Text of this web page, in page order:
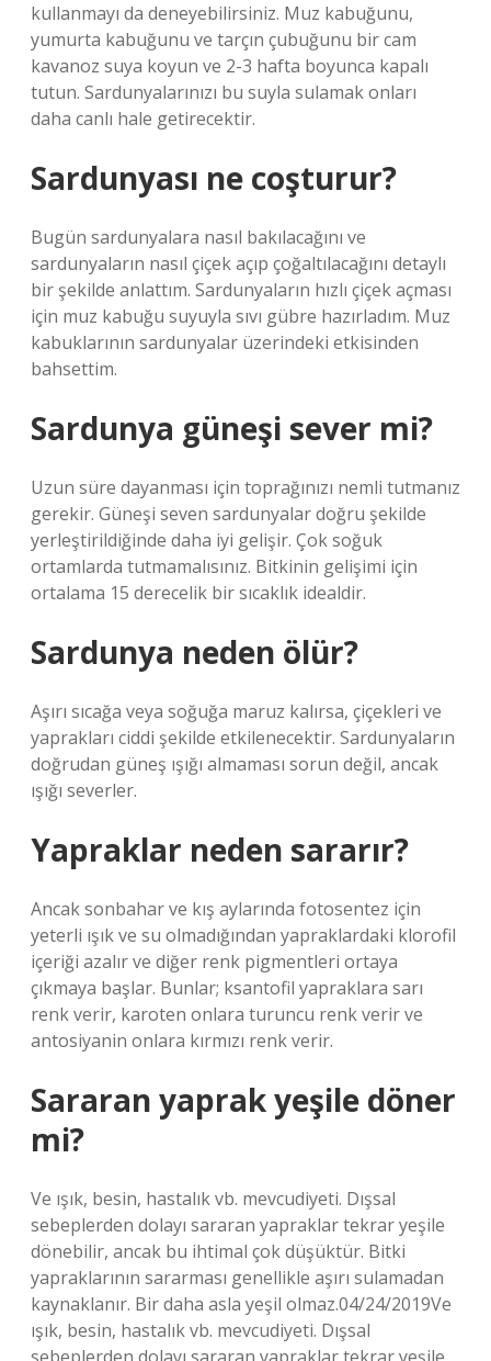
kullanmayı da deneyebilirsiniz. Muz kabuğunu,
yumurta kabuğunu ve tarçın çubuğunu bir cam
kavanoz suya koyun ve 2-3 hafta boyunca kapalı
tutun. Sardunyalarınızı bu suyla sulamak onları
daha canlı hale getirecektir.
Sardunyası ne coşturur?
Bugün sardunyalara nasıl bakılacağını ve
sardunyaların nasıl çiçek açıp çoğaltılacağını detaylı
bir şekilde anlattım. Sardunyaların hızlı çiçek açması
için muz kabuğu suyuyla sıvı gübre hazırladım. Muz
kabuklarının sardunyalar üzerindeki etkisinden
bahsettim.
Sardunya güneşi sever mi?
Uzun süre dayanması için toprağınızı nemli tutmanız
gerekir. Güneşi seven sardunyalar doğru şekilde
yerleştirildiğinde daha iyi gelişir. Çok soğuk
ortamlarda tutmamalısınız. Bitkinin gelişimi için
ortalama 15 derecelik bir sıcaklık idealdir.
Sardunya neden ölür?
Aşırı sıcağa veya soğuğa maruz kalırsa, çiçekleri ve
yaprakları ciddi şekilde etkilenecektir. Sardunyaların
doğrudan güneş ışığı almaması sorun değil, ancak
ışığı severler.
Yapraklar neden sararır?
Ancak sonbahar ve kış aylarında fotosentez için
yeterli ışık ve su olmadığından yapraklardaki klorofil
içeriği azalır ve diğer renk pigmentleri ortaya
çıkmaya başlar. Bunlar; ksantofil yapraklara sarı
renk verir, karoten onlara turuncu renk verir ve
antosiyanin onlara kırmızı renk verir.
Sararan yaprak yeşile döner
mi?
Ve ışık, besin, hastalık vb. mevcudiyeti. Dışsal
sebeplerden dolayı sararan yapraklar tekrar yeşile
dönebilir, ancak bu ihtimal çok düşüktür. Bitki
yapraklarının sararması genellikle aşırı sulamadan
kaynaklanır. Bir daha asla yeşil olmaz.04/24/2019Ve
ışık, besin, hastalık vb. mevcudiyeti. Dışsal